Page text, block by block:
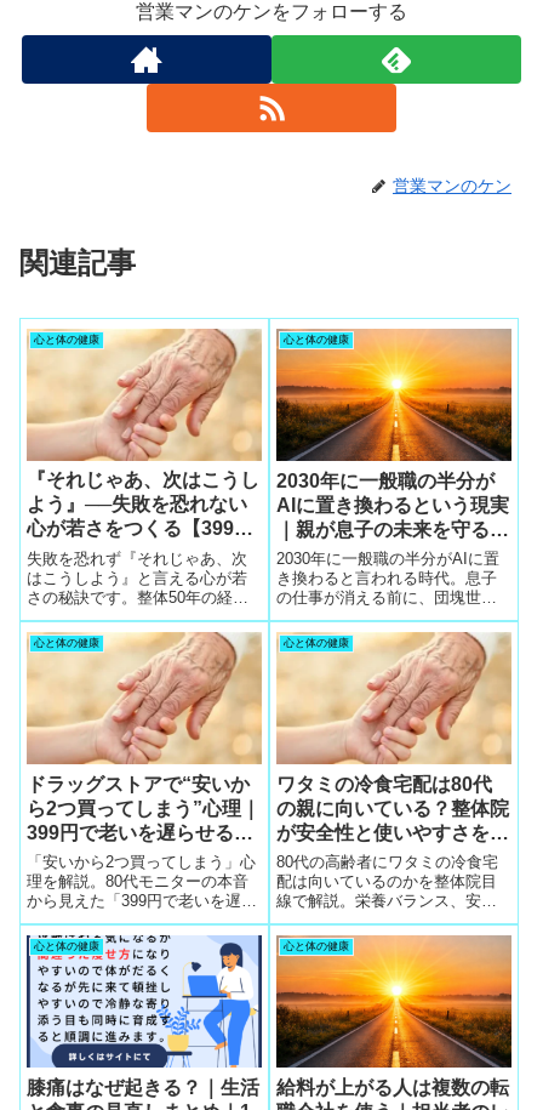
営業マンのケンをフォローする
営業マンのケン
関連記事
心と体の健康
『それじゃあ、次はこうし
よう』──失敗を恐れない
心が若さをつくる【399円
の食事で毎日を守る】
失敗を恐れず『それじゃあ、次
はこうしよう』と言える心が若
さの秘訣です。整体50年の経験
から、挑戦する気持ちと基礎代
謝の関係を解説します。399円の
食事で毎日の血流を守りましょ
心と体の健康
2030年に一般職の半分が
AIに置き換わるという現実
｜親が息子の未来を守るた
めの行動
2030年に一般職の半分がAIに置
き換わると言われる時代。息子
の仕事が消える前に、団塊世代
ができる「未来を守る行動」を
解説。親が10社同時相談を代行
することで、息子のキャリアを
救う新しい時代が始まっていま
心と体の健康
ドラッグストアで“安いか
ら2つ買ってしまう”心理｜
399円で老いを遅らせる堅
実な判断
「安いから2つ買ってしまう」心
理を解説。80代モニターの本音
から見えた「399円で老いを遅ら
せる堅実な判断」と、ワタミ宅
食の栄養バランスという現実的
な代替案を紹介。
心と体の健康
ワタミの冷食宅配は80代
の親に向いている？整体院
が安全性と使いやすさを解
説
80代の高齢者にワタミの冷食宅
配は向いているのかを整体院目
線で解説。栄養バランス、安全
性、使いやすさ、口コミまでわ
かりやすくまとめました。
心と体の健康
膝痛はなぜ起きる？｜生活
心と体の健康
給料が上がる人は複数の転